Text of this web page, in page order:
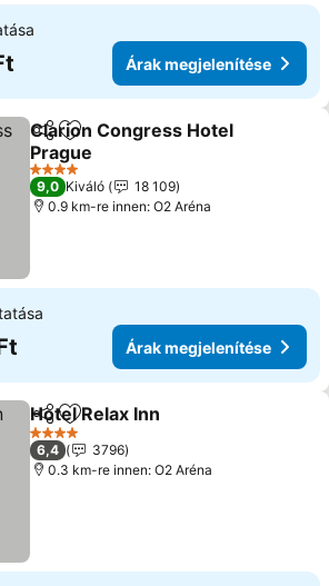
Árak megjelenítése
Megosztás
Hozzáadás a kedvencekhez
Clarion Congress Hotel
Prague
4 Kategória
9,0 Kiváló
18 109
0.9 km-re innen: O2 Aréna
Árak megjelenítése
Megosztás
Hozzáadás a kedvencekhez
Hotel Relax Inn
4 Kategória
6,4
3796
0.3 km-re innen: O2 Aréna